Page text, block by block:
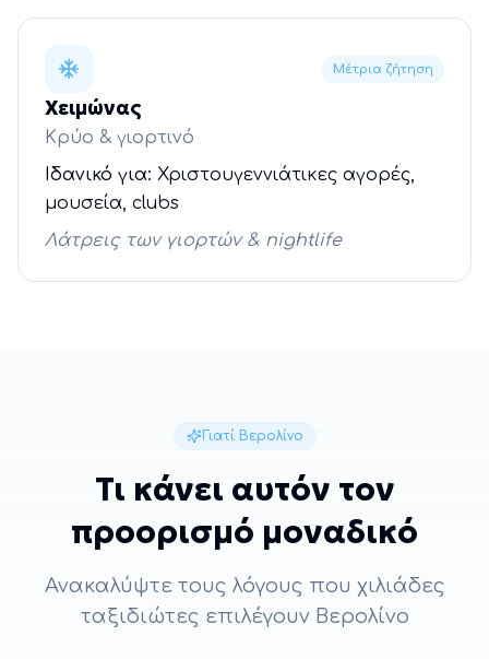
Μέτρια ζήτηση
Χειμώνας
Κρύο & γιορτινό
Ιδανικό για: Χριστουγεννιάτικες αγορές,
μουσεία, clubs
Λάτρεις των γιορτών & nightlife
Γιατί Βερολίνο
Τι κάνει αυτόν τον
προορισμό μοναδικό
Ανακαλύψτε τους λόγους που χιλιάδες
ταξιδιώτες επιλέγουν Βερολίνο